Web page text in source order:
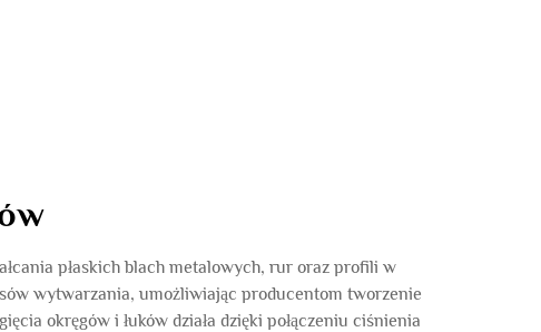
płaskich blach metalowych, rur oraz profili w
wytwarzania, umożliwiając producentom tworzenie
okręgów i łuków działa dzięki połączeniu ciśnienia